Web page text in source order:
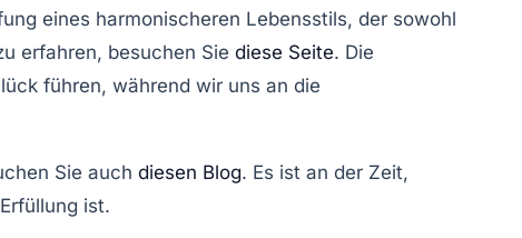
eines harmonischeren Lebensstils, der sowohl
erfahren, besuchen Sie diese Seite. Die
führen, während wir uns an die
Sie auch diesen Blog. Es ist an der Zeit,
Erfüllung ist.